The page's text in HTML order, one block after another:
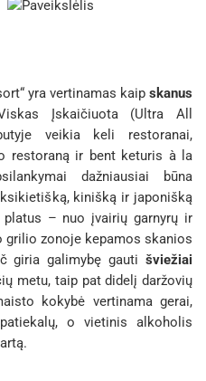
yra vertinamas kaip skanus
Įskaičiuota (Ultra All
veikia keli restoranai,
restoraną ir bent keturis à la
dažniausiai būna
kinišką ir japonišką
– nuo įvairių garnyrų ir
grilio zonoje kepamos skanios
giria galimybę gauti šviežiai
metu, taip pat didelį daržovių
kokybė vertinama gerai,
o vietinis alkoholis